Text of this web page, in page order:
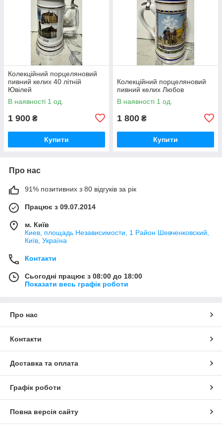
Колекційний порцеляновий
пивний келих 40 літній
Ювілей
В наявності 1 од.
1 900 ₴
Купити
Колекційний порцеляновий
пивний келих Любов
В наявності 1 од.
1 800 ₴
Купити
Про нас
91% позитивних з 80 відгуків за рік
Працює з 09.07.2014
м. Київ
Киев, площадь Независимости, 1 Район Шевченковский,
Київ, Україна
Контакти
Сьогодні працює з 08:00 до 18:00
Показати весь графік роботи
Про нас
Контакти
Доставка та оплата
Графік роботи
Повна версія сайту